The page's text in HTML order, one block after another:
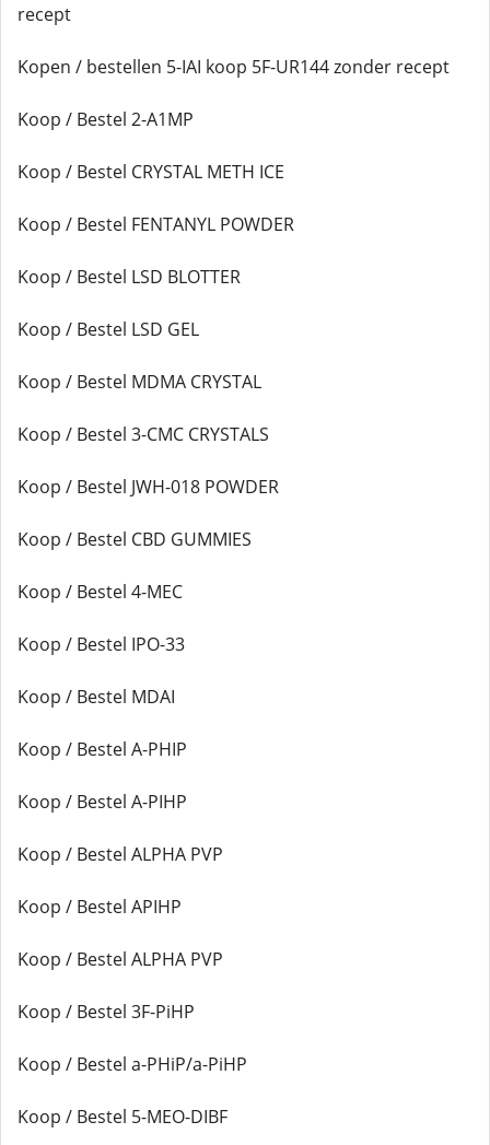
recept
Kopen / bestellen 5-IAI koop 5F-UR144 zonder recept
Koop / Bestel 2-A1MP
Koop / Bestel CRYSTAL METH ICE
Koop / Bestel FENTANYL POWDER
Koop / Bestel LSD BLOTTER
Koop / Bestel LSD GEL
Koop / Bestel MDMA CRYSTAL
Koop / Bestel 3-CMC CRYSTALS
Koop / Bestel JWH-018 POWDER
Koop / Bestel CBD GUMMIES
Koop / Bestel 4-MEC
Koop / Bestel IPO-33
Koop / Bestel MDAI
Koop / Bestel A-PHIP
Koop / Bestel A-PIHP
Koop / Bestel ALPHA PVP
Koop / Bestel APIHP
Koop / Bestel ALPHA PVP
Koop / Bestel 3F-PiHP
Koop / Bestel a-PHiP/a-PiHP
Koop / Bestel 5-MEO-DIBF